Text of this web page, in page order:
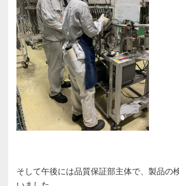
そして午後には品質保証部主体で、製品の